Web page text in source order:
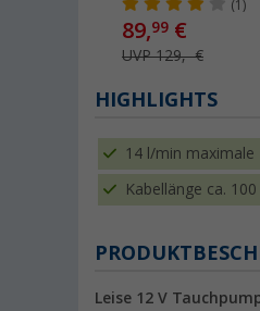
11,3 l/min
(1)
89,99 €
UVP 129,- €
HIGHLIGHTS
14 l/min maximale
Kabellänge ca.
Leise 12 V